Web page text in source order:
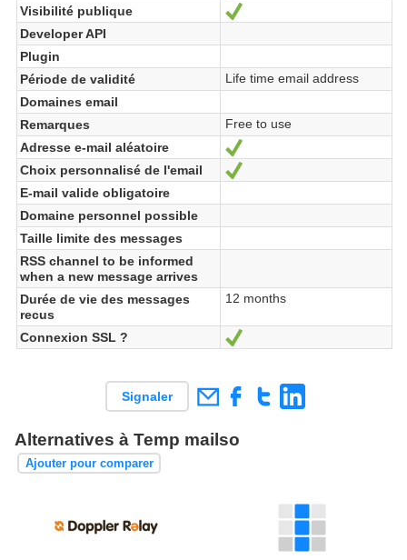
Visibilité publique
Developer API
Plugin
Période de validité
Life time email address
Domaines email
Remarques
Free to use
Adresse e-mail aléatoire
Choix personnalisé de l'email
E-mail valide obligatoire
Domaine personnel possible
Taille limite des messages
RSS channel to be informed
when a new message arrives
Durée de vie des messages
recus
12 months
Connexion SSL ?
Signaler
Alternatives à Temp mailso
Ajouter pour comparer